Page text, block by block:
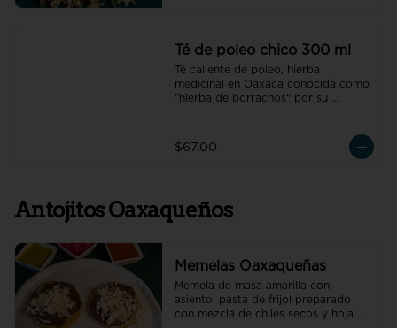
Té de poleo chico 300 ml
Té caliente de poleo, hierba
medicinal en Oaxaca conocida como
"hierba de borrachos" por su
$67.00
Antojitos Oaxaqueños
Memelas Oaxaqueñas
Memela de masa amarilla con
asiento, pasta de frijol preparado
con mezcla de chiles secos y hoja de